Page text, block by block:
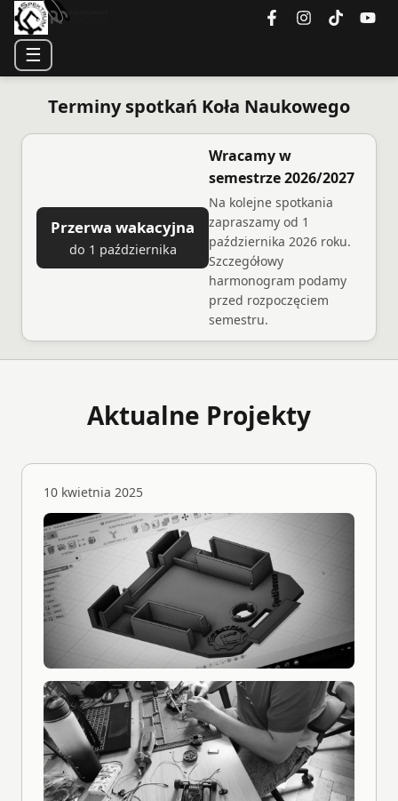
☰
Terminy spotkań Koła Naukowego
Przerwa wakacyjna
do 1 października
Wracamy w
semestrze 2026/2027
Na kolejne spotkania
zapraszamy od 1
października 2026 roku.
Szczegółowy
harmonogram podamy
przed rozpoczęciem
semestru.
Aktualne Projekty
10 kwietnia 2025